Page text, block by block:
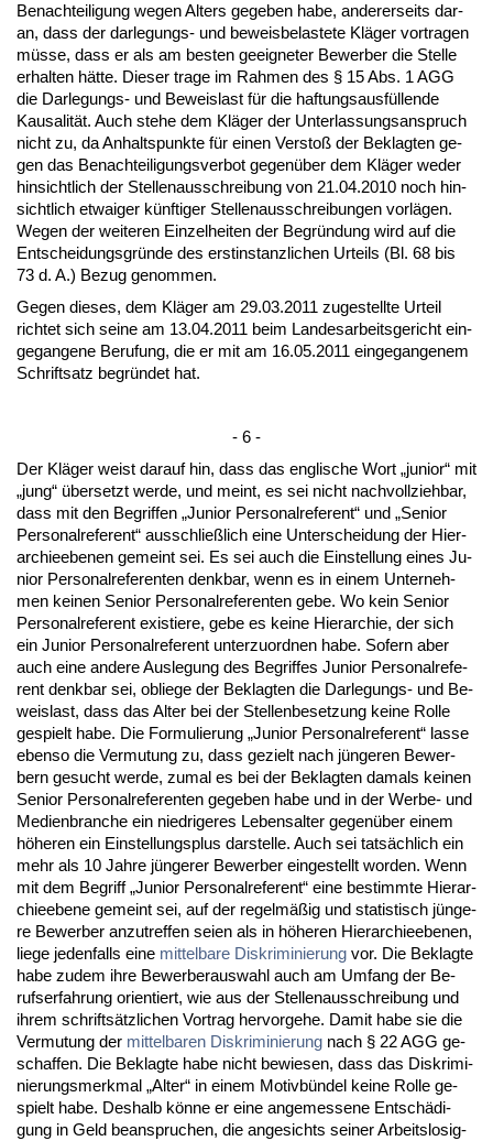
Be­nach­tei­li­gung we­gen Al­ters ge­ge­ben ha­be, an­de­rer­seits dar­
an, dass der dar­le­gungs- und be­weis­be­las­te­te Kläger vor­tra­gen
müsse, dass er als am bes­ten ge­eig­ne­ter Be­wer­ber die Stel­le
er­hal­ten hätte. Die­ser tra­ge im Rah­men des § 15 Abs. 1 AGG
die Dar­le­gungs- und Be­weis­last für die haf­tungs­ausfüllen­de
Kau­sa­lität. Auch ste­he dem Kläger der Un­ter­las­sungs­an­spruch
nicht zu, da An­halts­punk­te für ei­nen Ver­s­toß der Be­klag­ten ge­
gen das Be­nach­tei­li­gungs­ver­bot ge­genüber dem Kläger we­der
hin­sicht­lich der Stel­len­aus­schrei­bung von 21.04.2010 noch hin­
sicht­lich et­wai­ger künf­ti­ger Stel­len­aus­schrei­bun­gen vorlägen.
We­gen der wei­te­ren Ein­zel­hei­ten der Be­gründung wird auf die
Ent­schei­dungs­gründe des erst­in­stanz­li­chen Ur­teils (Bl. 68 bis
73 d. A.) Be­zug ge­nom­men.
Ge­gen die­ses, dem Kläger am 29.03.2011 zu­ge­stell­te Ur­teil
rich­tet sich sei­ne am 13.04.2011 beim Lan­des­ar­beits­ge­richt ein­
ge­gan­ge­ne Be­ru­fung, die er mit am 16.05.2011 ein­ge­gan­ge­nem
Schrift­satz be­gründet hat.
- 6 -
Der Kläger weist dar­auf hin, dass das eng­li­sche Wort „ju­ni­or“ mit
„jung“ über­setzt wer­de, und meint, es sei nicht nach­voll­zieh­bar,
dass mit den Be­grif­fen „Ju­ni­or Per­so­nal­re­fe­rent“ und „Se­ni­or
Per­so­nal­re­fe­rent“ aus­sch­ließlich ei­ne Un­ter­schei­dung der Hier­
ar­chie­ebe­nen ge­meint sei. Es sei auch die Ein­stel­lung ei­nes Ju­
ni­or Per­so­nal­re­fe­ren­ten denk­bar, wenn es in ei­nem Un­ter­neh­
men kei­nen Se­ni­or Per­so­nal­re­fe­ren­ten ge­be. Wo kein Se­ni­or
Per­so­nal­re­fe­rent exis­tie­re, ge­be es kei­ne Hier­ar­chie, der sich
ein Ju­ni­or Per­so­nal­re­fe­rent un­ter­zu­ord­nen ha­be. So­fern aber
auch ei­ne an­de­re Aus­le­gung des Be­grif­fes Ju­ni­or Per­so­nal­re­fe­
rent denk­bar sei, ob­lie­ge der Be­klag­ten die Dar­le­gungs- und Be­
weis­last, dass das Al­ter bei der Stel­len­be­set­zung kei­ne Rol­le
ge­spielt ha­be. Die For­mu­lie­rung „Ju­ni­or Per­so­nal­re­fe­rent“ las­se
eben­so die Ver­mu­tung zu, dass ge­zielt nach jünge­ren Be­wer­
bern ge­sucht wer­de, zu­mal es bei der Be­klag­ten da­mals kei­nen
Se­ni­or Per­so­nal­re­fe­ren­ten ge­ge­ben ha­be und in der Wer­be- und
Me­di­en­bran­che ein nied­ri­ge­res Le­bens­al­ter ge­genüber ei­nem
höhe­ren ein Ein­stel­lungs­plus dar­stel­le. Auch sei tatsächlich ein
mehr als 10 Jah­re jünge­rer Be­wer­ber ein­ge­stellt wor­den. Wenn
mit dem Be­griff „Ju­ni­or Per­so­nal­re­fe­rent“ ei­ne be­stimm­te Hier­ar­
chie­ebe­ne ge­meint sei, auf der re­gelmäßig und sta­tis­tisch jünge­
re Be­wer­ber an­zu­tref­fen sei­en als in höhe­ren Hier­ar­chie­ebe­nen,
lie­ge je­den­falls ei­ne mit­tel­ba­re Dis­kri­mi­nie­rung vor. Die Be­klag­te
ha­be zu­dem ih­re Be­wer­be­r­aus­wahl auch am Um­fang der Be­
rufs­er­fah­rung ori­en­tiert, wie aus der Stel­len­aus­schrei­bung und
ih­rem schriftsätz­li­chen Vor­trag her­vor­ge­he. Da­mit ha­be sie die
Ver­mu­tung der mit­tel­ba­ren Dis­kri­mi­nie­rung nach § 22 AGG ge­
schaf­fen. Die Be­klag­te ha­be nicht be­wie­sen, dass das Dis­kri­mi­
nie­rungs­merk­mal „Al­ter“ in ei­nem Mo­tivbündel kei­ne Rol­le ge­
spielt ha­be. Des­halb könne er ei­ne an­ge­mes­se­ne Entschädi­
gung in Geld be­an­spru­chen, die an­ge­sichts sei­ner Ar­beits­lo­sig­